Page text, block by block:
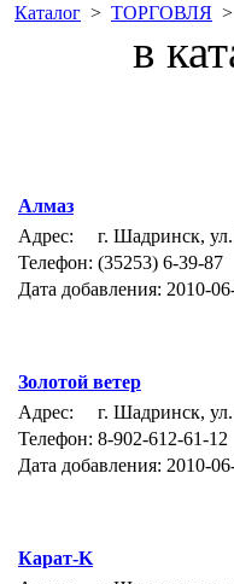
Каталог > ТОРГОВЛЯ >
в
Алмаз
Адрес:
г. Шадринск,
Телефон: (35253) 6-39-87
Дата добавления: 2010-
Золотой ветер
Адрес:
г. Шадринск,
Телефон: 8-902-612-61-12
Дата добавления: 2010-
Карат-K